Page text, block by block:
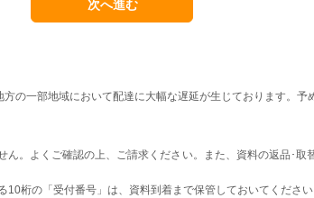
の一部地域において配達に大幅な遅延が生じております。予
ん。よくご確認の上、ご請求ください。また、資料の返品･取
10桁の「受付番号」は、資料到着まで保管しておいてくださ